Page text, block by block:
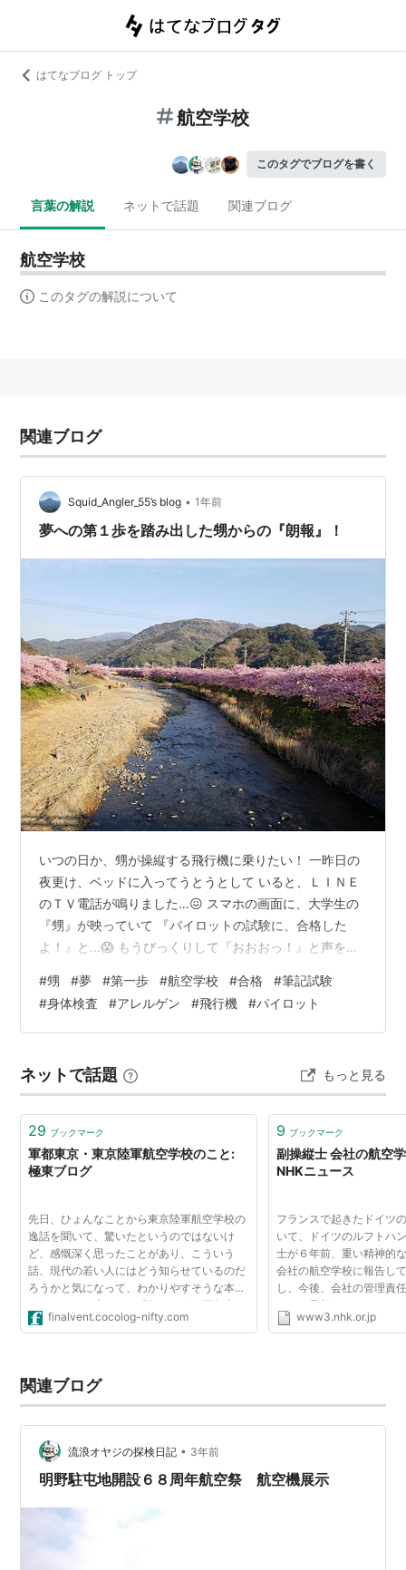
はてなブログ トップ
航空学校
このタグでブログを書く
言葉の解説 ネットで話題 関連ブログ
航空学校
このタグの解説について
関連ブログ
Squid_Angler_55’s blog • 1年前
夢への第１歩を踏み出した甥からの『朗報』！
いつの日か、甥が操縦する飛行機に乗りたい！ 一昨日の
夜更け、ベッドに入ってうとうとして いると、ＬＩＮＥ
のＴＶ電話が鳴りました…😖 スマホの画面に、大学生の
『甥』が映っていて 『パイロットの試験に、合格した
よ！』と…😱 もうびっくりして『おおおっ！』と声をあ
一昨年、航空学校の筆記試験は、通過した のですが、２
次の身体検査で『アレルギー体質 が懸念される』という
理由で、不合格になって いたのです。 それ以来、彼は諦
らず、アルコールを 飲まないで、小麦粉が含まれていな
い十割蕎麦 にするまで、食…
#甥 #夢 #第一歩 #航空学校 #合格 #筆記試験
#身体検査 #アレルゲン #飛行機 #パイロット
ネットで話題 もっと見る
29 ブックマーク
軍都東京・東京陸軍航空学校のこと:
極東ブログ
先日、ひょんなことから東京陸軍航空学校の
逸話を聞いて、驚いたというのではないけ
ど、感慨深く思ったことがあり、こういう
話、現代の若い人にはどう知らせているのだ
ろうかと気になって、わかりやすそうな本と
して、ムック本だが、『知られざる軍都東
京』（参照）、『知られざる軍都多摩』（参
finalvent.cocolog-nifty.com
9 ブックマーク
副操縦士 会社の航空
NHKニュース
フランスで起きたドイツ
いて、ドイツのルフトハ
士が６年前、重い精神的
会社の航空学校に報告し
し、今後、会社の管理責
ことも予想されます。
の親会社、ルフトハンザ
www3.nhk.or.jp
関連ブログ
流浪オヤジの探検日記 • 3年前
明野駐屯地開設６８周年航空祭 航空機展示